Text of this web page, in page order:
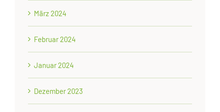
März 2024
Februar 2024
Januar 2024
Dezember 2023